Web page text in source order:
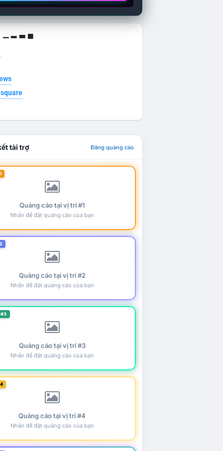
▁ ▂ ▃ ▄
tài trợ Đăng quảng cáo
Quảng cáo tại vị trí #1
Nhấn để đặt quảng cáo của bạn
Quảng cáo tại vị trí #2
Nhấn để đặt quảng cáo của bạn
Quảng cáo tại vị trí #3
Nhấn để đặt quảng cáo của bạn
Quảng cáo tại vị trí #4
Nhấn để đặt quảng cáo của bạn